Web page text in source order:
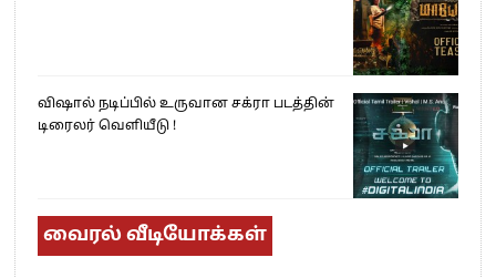
விஷால் நடிப்பில் உருவான சக்ரா படத்தின்
டிரைலர் வெளியீடு !
வைரல் வீடியோக்கள்